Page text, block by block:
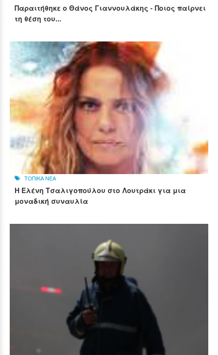
Παραιτήθηκε ο Θάνος Γιαννουλάκης - Ποιος παίρνει
τη θέση του...
ΤΟΠΙΚΑ ΝΕΑ
Η Ελένη Τσαλιγοπούλου στο Λουτράκι για μια
μοναδική συναυλία